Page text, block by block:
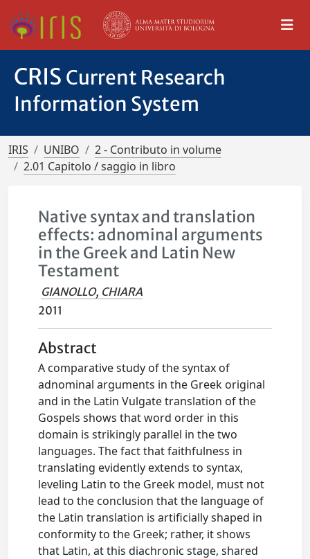
CRIS Current Research
Information System
IRIS UNIBO
2 - Contributo in volume
2.01 Capitolo / saggio in libro
Native syntax and translation
effects: adnominal arguments
in the Greek and Latin New
Testament
GIANOLLO, CHIARA
2011
Abstract
A comparative study of the syntax of
adnominal arguments in the Greek original
and in the Latin Vulgate translation of the
Gospels shows that word order in this
domain is strikingly parallel in the two
languages. The fact that faithfulness in
translating evidently extends to syntax,
leveling Latin to the Greek model, must not
lead to the conclusion that the language of
the Latin translation is artificially shaped in
conformity to the Greek; rather, it shows
that Latin, at this diachronic stage, shared